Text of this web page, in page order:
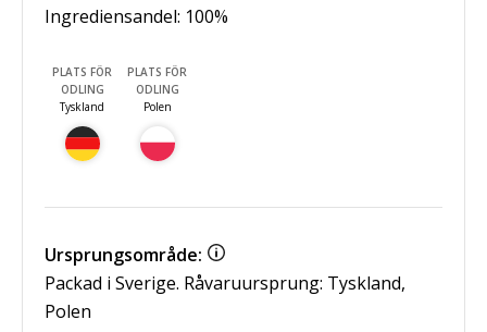
Ingrediensandel: 100%
PLATS FÖR
ODLING
Tyskland
PLATS FÖR
ODLING
Polen
Ursprungsområde:
Packad i Sverige. Råvaruursprung: Tyskland,
Polen